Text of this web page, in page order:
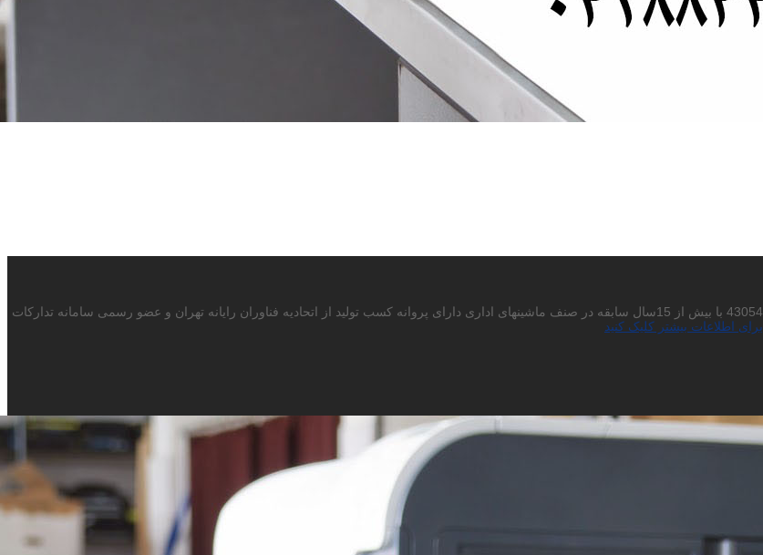
احتراما به استحضار میرساند شرکت پردیس چاپگر باران سهامی خاص به شماره ثبت 430543 با بیش از 15سال سابقه در صنف ماشینهای اداری دارای پروانه کسب تولید از اتحادیه فناوران رایانه تهران و عضو رسمی سامانه تدارکات
برای اطلاعات بیشتر کلیک کنید